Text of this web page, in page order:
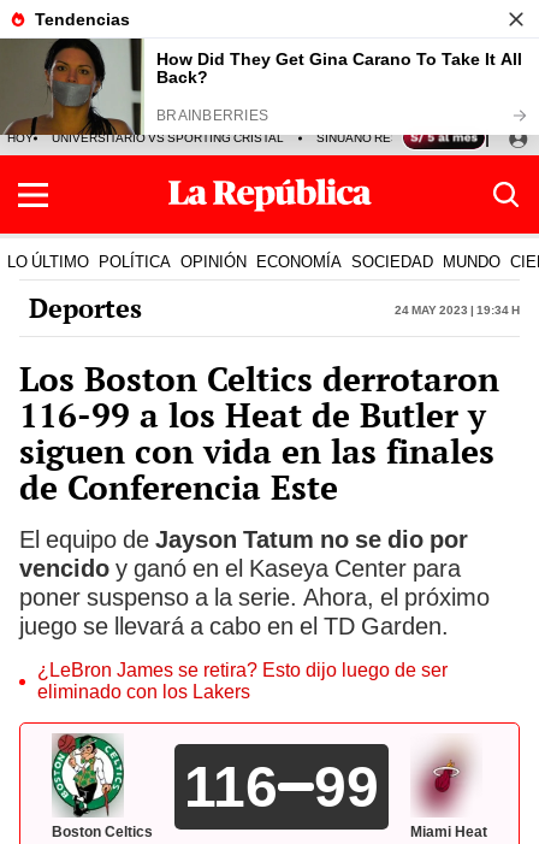
HOY UNIVERSITARIO VS SPORTING CRISTAL SINUANO RESULTADOS HOY
LO ÚLTIMO POLÍTICA OPINIÓN ECONOMÍA SOCIEDAD MUNDO
Deportes 24 May 2023 | 19:34 h
Los Boston Celtics derrotaron
116-99 a los Heat de Butler y
siguen con vida en las finales
de Conferencia Este
El equipo de Jayson Tatum no se dio por
vencido y ganó en el Kaseya Center para
poner suspenso a la serie. Ahora, el próximo
juego se llevará a cabo en el TD Garden.
¿LeBron James se retira? Esto dijo luego de ser
eliminado con los Lakers
Boston Celtics
116 99
Miami Heat